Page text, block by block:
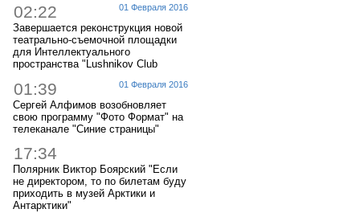
01 Февраля 2016
02:22
Завершается реконструкция новой
театрально-съемочной площадки
для Интеллектуального
пространства "Lushnikov Club
01 Февраля 2016
01:39
Сергей Алфимов возобновляет
свою программу "Фото Формат" на
телеканале "Синие страницы"
17:34
Полярник Виктор Боярский "Если
не директором, то по билетам буду
приходить в музей Арктики и
Антарктики"